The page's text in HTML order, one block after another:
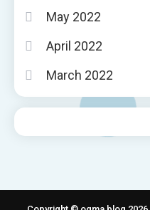
May 2022
April 2022
March 2022